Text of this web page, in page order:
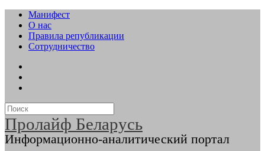
Манифест
О нас
Правила републикации
Сотрудничество
Пролайф Беларусь
Информационно-аналитический портал